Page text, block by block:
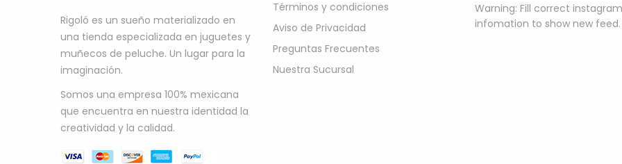
Rigoló es un sueño materializado en
una tienda especializada en juguetes y
muñecos de peluche. Un lugar para la
imaginación.
Somos una empresa 100% mexicana
que encuentra en nuestra identidad la
creatividad y la calidad.
Términos y condiciones
Aviso de Privacidad
Preguntas Frecuentes
Nuestra Sucursal
Warning: Fill correct
infomation to show new feed.